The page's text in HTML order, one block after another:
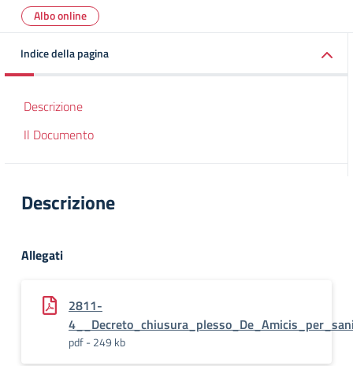
Albo online
Indice della pagina
Descrizione
Il Documento
Descrizione
Allegati
2811-
pdf - 249 kb